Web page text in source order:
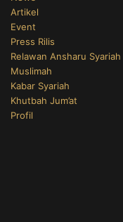
Artikel
Event
Press Rilis
Relawan Ansharu Syariah
Muslimah
Kabar Syariah
Khutbah Jum’at
Profil